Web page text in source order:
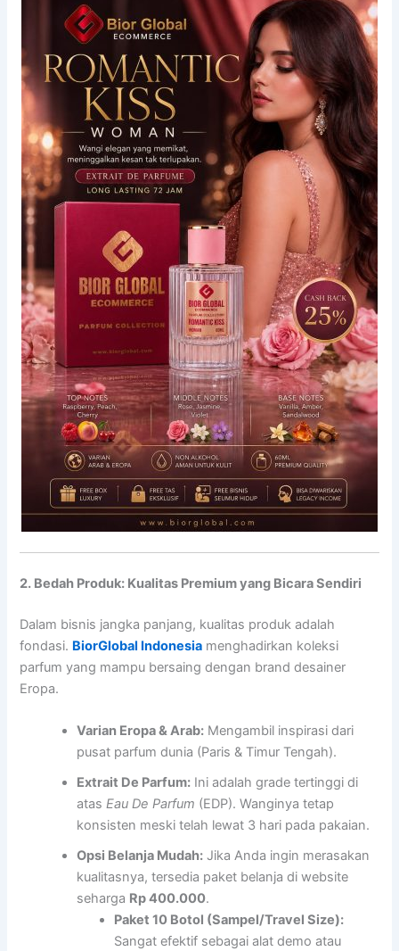
2. Bedah Produk: Kualitas Premium yang Bicara Sendiri
Dalam bisnis jangka panjang, kualitas produk adalah
fondasi. BiorGlobal Indonesia menghadirkan koleksi
parfum yang mampu bersaing dengan brand desainer
Eropa.
Varian Eropa & Arab: Mengambil inspirasi dari
pusat parfum dunia (Paris & Timur Tengah).
Extrait De Parfum: Ini adalah grade tertinggi di
atasEau De Parfum (EDP). Wanginya tetap
konsisten meski telah lewat 3 hari pada pakaian.
Opsi Belanja Mudah: Jika Anda ingin merasakan
kualitasnya, tersedia paket belanja di website
seharga Rp 400.000.
Paket 10 Botol (Sampel/Travel Size):
Sangat efektif sebagai alat demo atau